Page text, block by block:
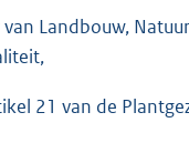
t
,
Landbouw,
21 van de